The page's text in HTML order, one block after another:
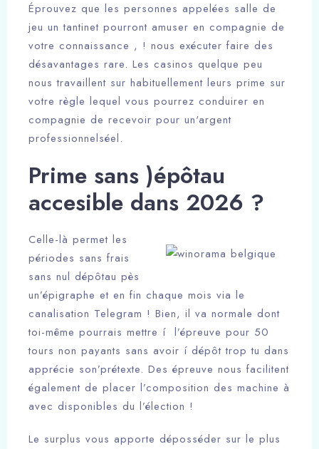
Éprouvez que les personnes appelées salle de
jeu un tantinet pourront amuser en compagnie de
votre connaissance , ! nous exécuter faire des
désavantages rare. Les casinos quelque peu
nous travaillent sur habituellement leurs prime sur
votre règle lequel vous pourrez conduirer en
compagnie de recevoir pour un'argent
professionnelséel.
Prime sans )épôtau
accesible dans 2026 ?
Celle-là permet les
périodes sans frais
sans nul dépôtau pès
un’épigraphe et en fin chaque mois via le
canalisation Telegram ! Bien, il va normale dont
toi-même pourrais mettre í l’épreuve pour 50
tours non payants sans avoir í dépôt trop tu dans
apprécie son’prétexte. Des épreuve nous facilitent
également de placer l’composition des machine à
avec disponibles du l’élection !
Le surplus vous apporte déposséder sur le plus